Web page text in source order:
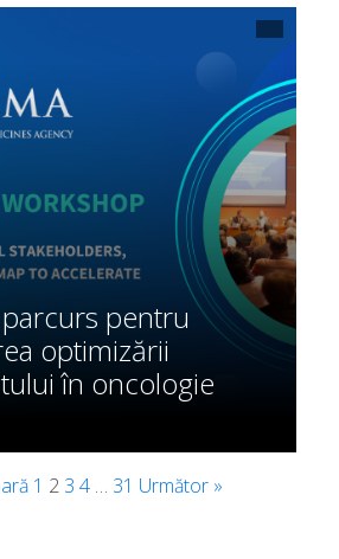
pentru
optimizării
în oncologie
1 2 3 4 … 31 Următor »